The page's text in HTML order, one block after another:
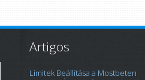
Artigos
Limitek Beállítása a Mostbeten